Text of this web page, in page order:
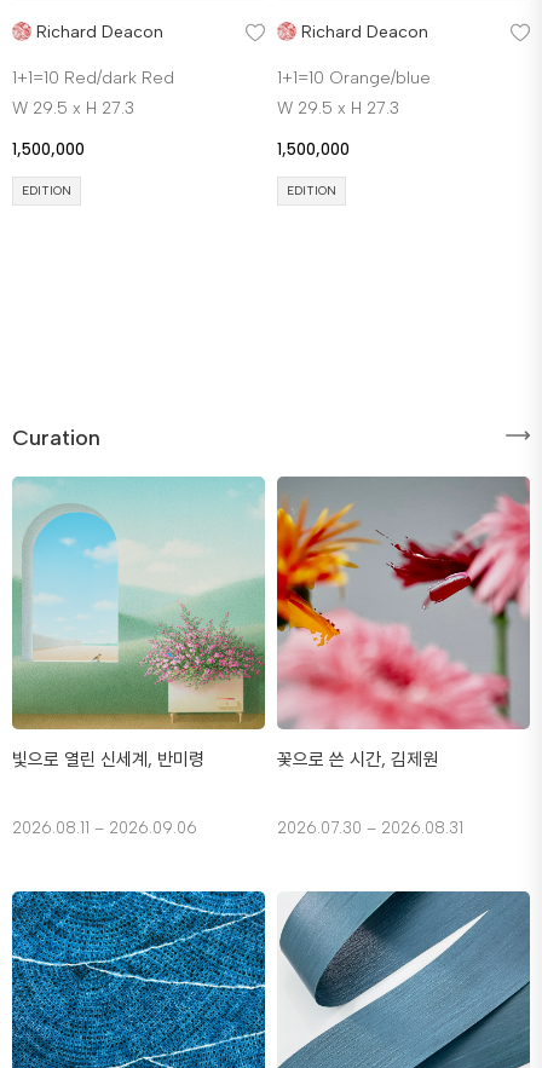
Richard Deacon
1+1=10 Red/dark Red
W 29.5 x H 27.3
1,500,000
EDITION
Richard Deacon
1+1=10 Orange/blue
W 29.5 x H 27.3
1,500,000
EDITION
Curation
빛으로 열린 신세계, 반미령
2026.08.11 – 2026.09.06
꽃으로 쓴 시간, 김제원
2026.07.30 – 2026.08.31